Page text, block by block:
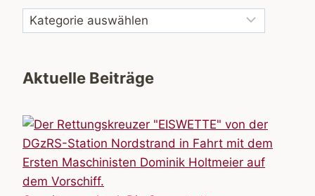
Aktuelle Beiträge